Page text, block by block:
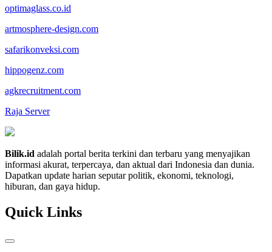
optimaglass.co.id
artmosphere-design.com
safarikonveksi.com
hippogenz.com
agkrecruitment.com
Raja Server
Bilik.id adalah portal berita terkini dan terbaru yang menyajikan
informasi akurat, terpercaya, dan aktual dari Indonesia dan dunia.
Dapatkan update harian seputar politik, ekonomi, teknologi,
hiburan, dan gaya hidup.
Quick Links